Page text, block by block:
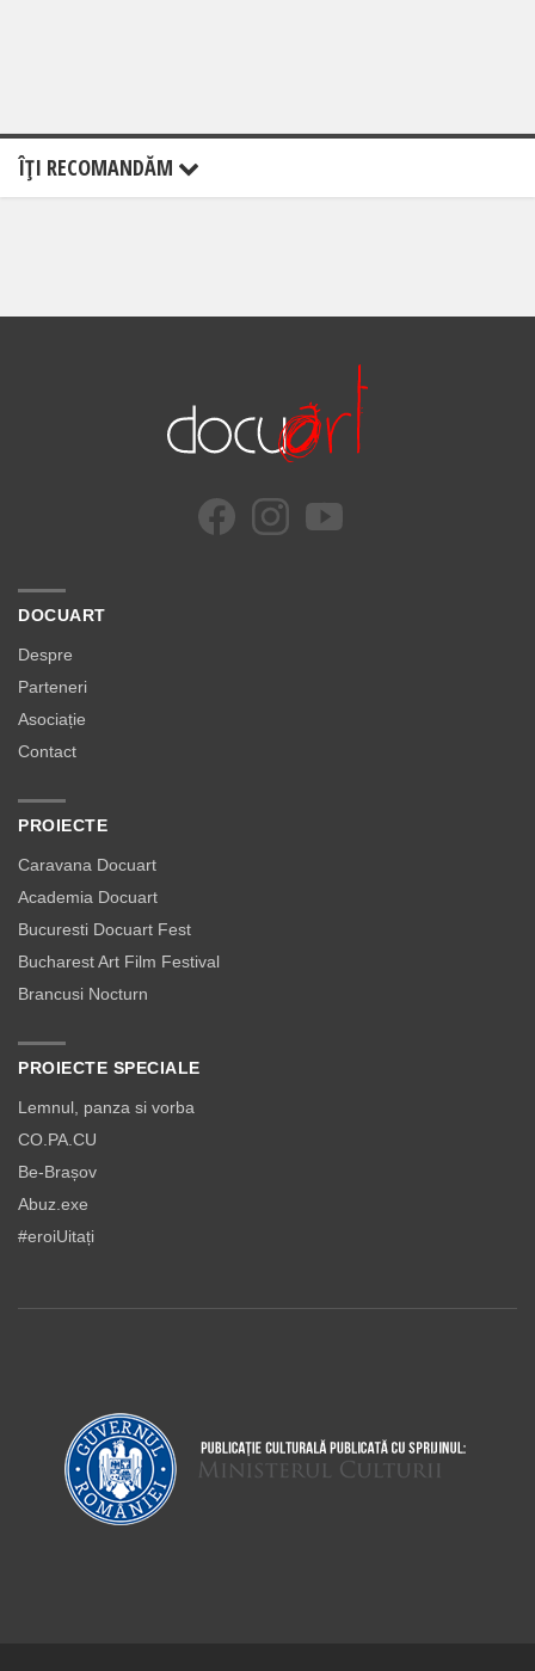
ÎŢI RECOMANDĂM
DOCUART
Despre
Parteneri
Asociație
Contact
PROIECTE
Caravana Docuart
Academia Docuart
Bucuresti Docuart Fest
Bucharest Art Film Festival
Brancusi Nocturn
PROIECTE SPECIALE
Lemnul, panza si vorba
CO.PA.CU
Be-Brașov
Abuz.exe
#eroiUitați